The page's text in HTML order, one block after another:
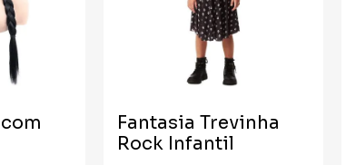
Fantasia Trevinha
Rock Infantil